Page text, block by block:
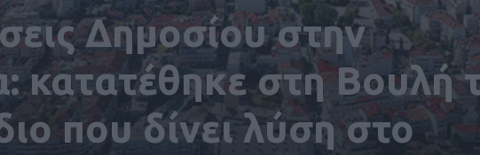
Δημοσίου στην
κατατέθηκε στη Βουλή
που δίνει λύση στο